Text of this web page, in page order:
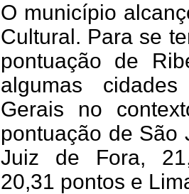
O município
Cultural. Para se
pontuação de
algumas
Gerais no
pontuação de São
Juiz de Fora,
20,31 pontos e